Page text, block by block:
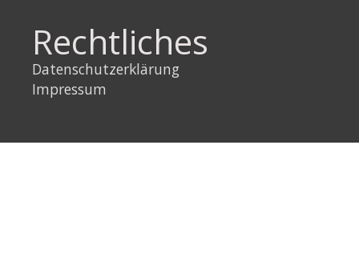
Rechtliches
Datenschutzerklärung
Impressum